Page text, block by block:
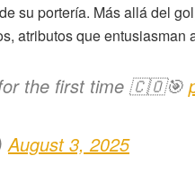
su portería. Más allá del
atributos que entusiasman
the first time 🇨🇴🎯
August 3, 2025